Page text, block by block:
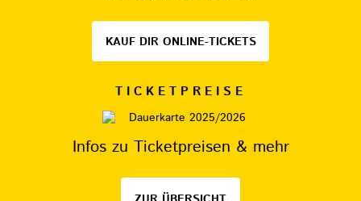
KAUF DIR ONLINE-TICKETS
TICKETPREISE
Infos zu Ticketpreisen & mehr